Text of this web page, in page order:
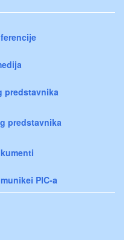
predstavnika
predstavnika
PIC-a